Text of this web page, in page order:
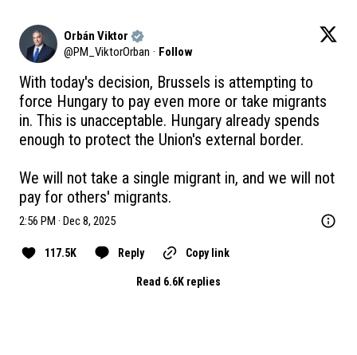
Orbán Viktor
@PM_ViktorOrban · Follow
With today's decision, Brussels is attempting to
force Hungary to pay even more or take migrants
in. This is unacceptable. Hungary already spends
enough to protect the Union's external border.
We will not take a single migrant in, and we will not
pay for others' migrants.
2:56 PM · Dec 8, 2025
117.5K Reply Copy link
Read 6.6K replies